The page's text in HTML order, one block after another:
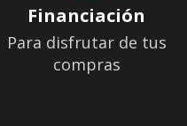
Financiación
Para disfrutar de tus
compras